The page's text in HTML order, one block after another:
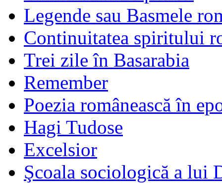
Legende sau Basmele
Continuitatea spiritului
Trei zile în Basarabia
Remember
Poezia românească în
Hagi Tudose
Excelsior
Şcoala sociologică a lui